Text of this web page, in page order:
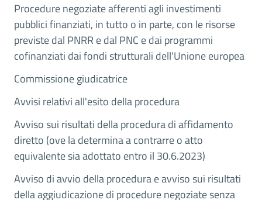
Procedure negoziate afferenti agli investimenti
pubblici finanziati, in tutto o in parte, con le risorse
previste dal PNRR e dal PNC e dai programmi
cofinanziati dai fondi strutturali dell'Unione europea
Commissione giudicatrice
Avvisi relativi all'esito della procedura
Avviso sui risultati della procedura di affidamento
diretto (ove la determina a contrarre o atto
equivalente sia adottato entro il 30.6.2023)
Avviso di avvio della procedura e avviso sui risultati
della aggiudicazione di procedure negoziate senza